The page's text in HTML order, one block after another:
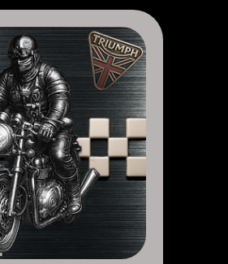
Street Scrambler, Street Twin,